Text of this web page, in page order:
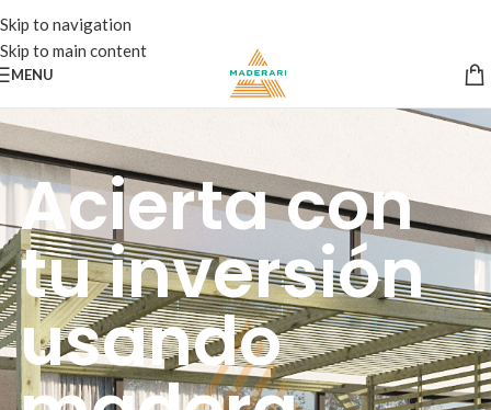
Skip to navigation
Skip to main content
MENU
Acierta con
tu inversión
usando